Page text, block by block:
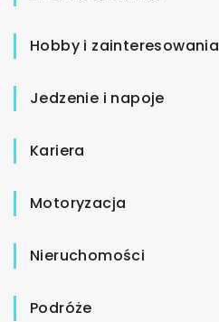
Hobby i zainteresowania
Jedzenie i napoje
Kariera
Motoryzacja
Nieruchomości
Podróże